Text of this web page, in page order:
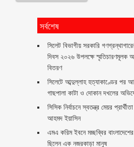
সর্বশেষ
সিলেট বিভাগীয় সরকারি
দিবস ২০২৬ উপলক্ষে স্মৃতিচারণমূলক
বিতরণ ‎ ‎
সিলেটে আব্দুল্লাহ হত্যাকাণ্ডের পর
গাছপালা কাটা ও দোকান দখলের
সিসিক নির্বাচনে স্বতন্ত্র মেয়র
আহমদ ইয়াসিন
এমএ করিম ইবনে মচ্ছব্বির
ছিলেন এক নজরকাড়া মানুষ ‎